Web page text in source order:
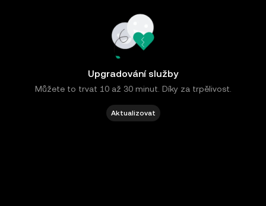
Upgradování služby
Můžete to trvat 10 až 30 minut. Díky za trpělivost.
Aktualizovat